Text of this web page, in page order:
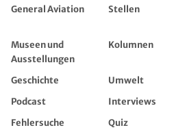
General Aviation
Stellen
Museen und
Ausstellungen
Kolumnen
Geschichte Umwelt
Podcast
Interviews
Fehlersuche
Quiz